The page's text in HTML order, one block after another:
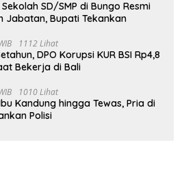
SD/SMP di Bungo Resmi
Jabatan, Bupati Tekankan
1112 Lihat
DPO Korupsi KUR BSI Rp4,8
Bekerja di Bali
1010 Lihat
Kandung hingga Tewas, Pria di
Polisi